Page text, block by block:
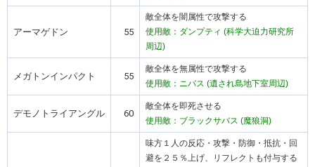
アーマゲドン 55
敵全体を闇属性で攻撃する
使用敵：ダンプティ (科学大迫力研究所
周辺)
メガトンインパクト 55
敵全体を無属性で攻撃する
使用敵：ニバス (遺され島地下室周辺)
デモノトライアングル 60
敵全体を即死させる
使用敵：ブラックサバス (魔狼洞)
味方１人の反応・攻撃・防御・抵抗・回
避を２５％上げ、リフレクトも付与する